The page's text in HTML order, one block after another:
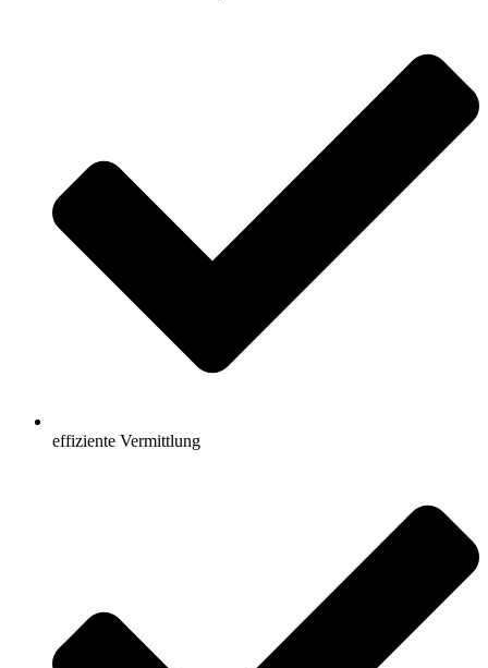
effiziente Vermittlung